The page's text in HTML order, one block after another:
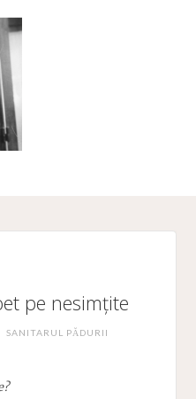
pe nesimțite
SANITARUL PĂDURII